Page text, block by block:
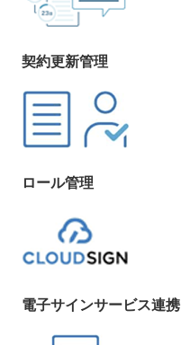
契約更新管理
ロール管理
電子サインサービス連携